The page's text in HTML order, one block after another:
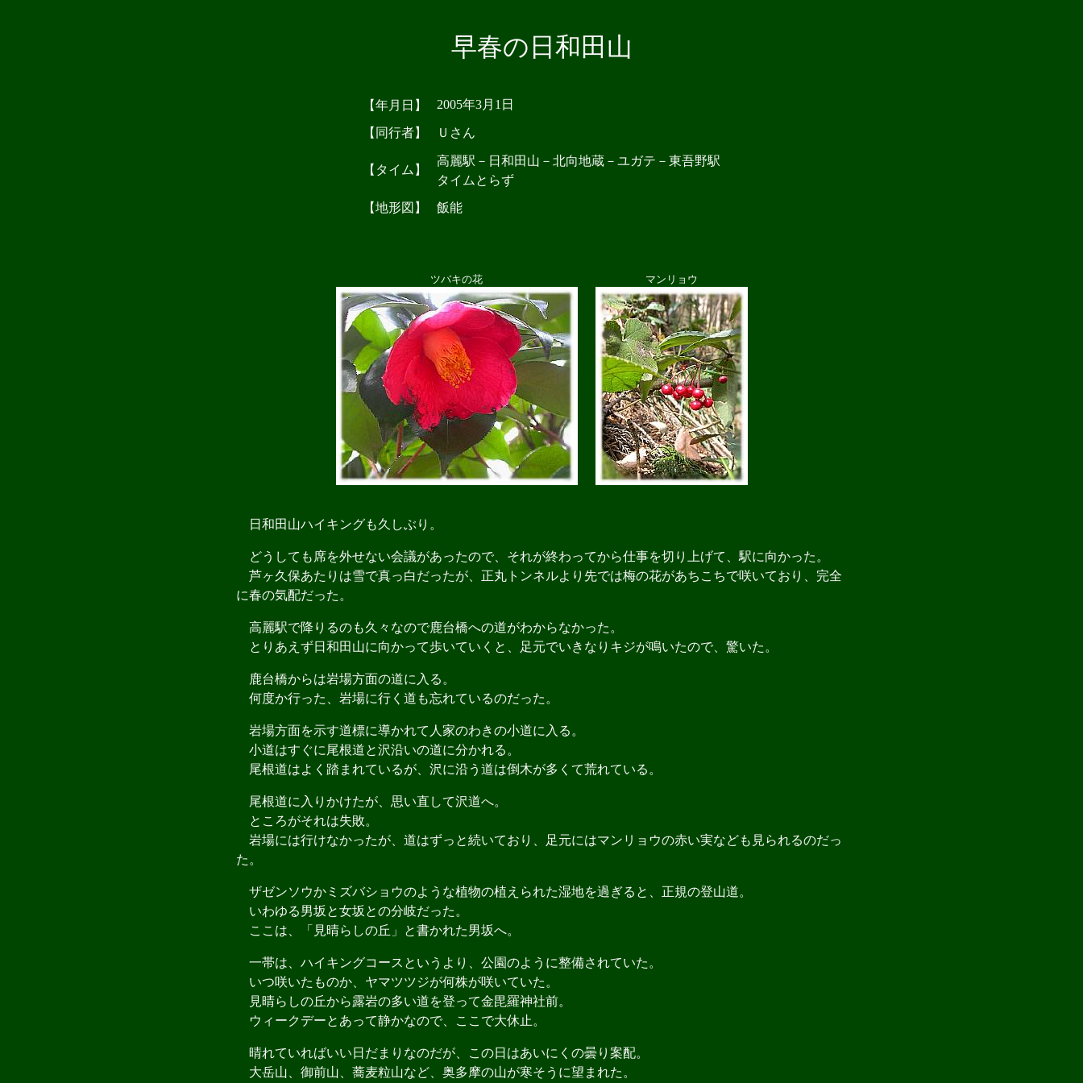
早春の日和田山
【年月日】 2005年3月1日
【同行者】 Ｕさん
【タイム】
高麗駅－日和田山－北向地蔵－ユガテ－東吾野駅
タイムとらず
【地形図】
飯能
ツバキの花 マンリョウ
日和田山ハイキングも久しぶり。
どうしても席を外せない会議があったので、それが終わってから仕事を切り上げて、駅に向かった。
芦ヶ久保あたりは雪で真っ白だったが、正丸トンネルより先では梅の花があちこちで咲いており、完全
に春の気配だった。
高麗駅で降りるのも久々なので鹿台橋への道がわからなかった。
とりあえず日和田山に向かって歩いていくと、足元でいきなりキジが鳴いたので、驚いた。
鹿台橋からは岩場方面の道に入る。
何度か行った、岩場に行く道も忘れているのだった。
岩場方面を示す道標に導かれて人家のわきの小道に入る。
小道はすぐに尾根道と沢沿いの道に分かれる。
尾根道はよく踏まれているが、沢に沿う道は倒木が多くて荒れている。
尾根道に入りかけたが、思い直して沢道へ。
ところがそれは失敗。
岩場には行けなかったが、道はずっと続いており、足元にはマンリョウの赤い実なども見られるのだっ
た。
ザゼンソウかミズバショウのような植物の植えられた湿地を過ぎると、正規の登山道。
いわゆる男坂と女坂との分岐だった。
ここは、「見晴らしの丘」と書かれた男坂へ。
一帯は、ハイキングコースというより、公園のように整備されていた。
いつ咲いたものか、ヤマツツジが何株が咲いていた。
見晴らしの丘から露岩の多い道を登って金毘羅神社前。
ウィークデーとあって静かなので、ここで大休止。
晴れていればいい日だまりなのだが、この日はあいにくの曇り案配。
大岳山、御前山、蕎麦粒山など、奥多摩の山が寒そうに望まれた。